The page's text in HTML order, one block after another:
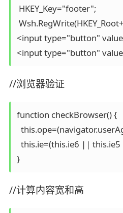
HKEY_Key="footer";
<input type="button"
//浏览器验证
function checkBrowser() {
this.ie=(this.ie6 ||
}
//计算内容宽和高